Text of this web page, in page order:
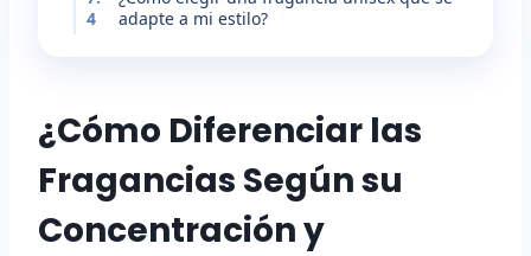
4
adapte a mi estilo?
¿Cómo Diferenciar las
Fragancias Según su
Concentración y